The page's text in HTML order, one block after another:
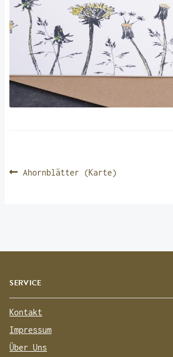
BEITRAGSNAVIGATION
Vorheriger
Ahornblätter (Karte)
SERVICE
Kontakt
Impressum
Über Uns